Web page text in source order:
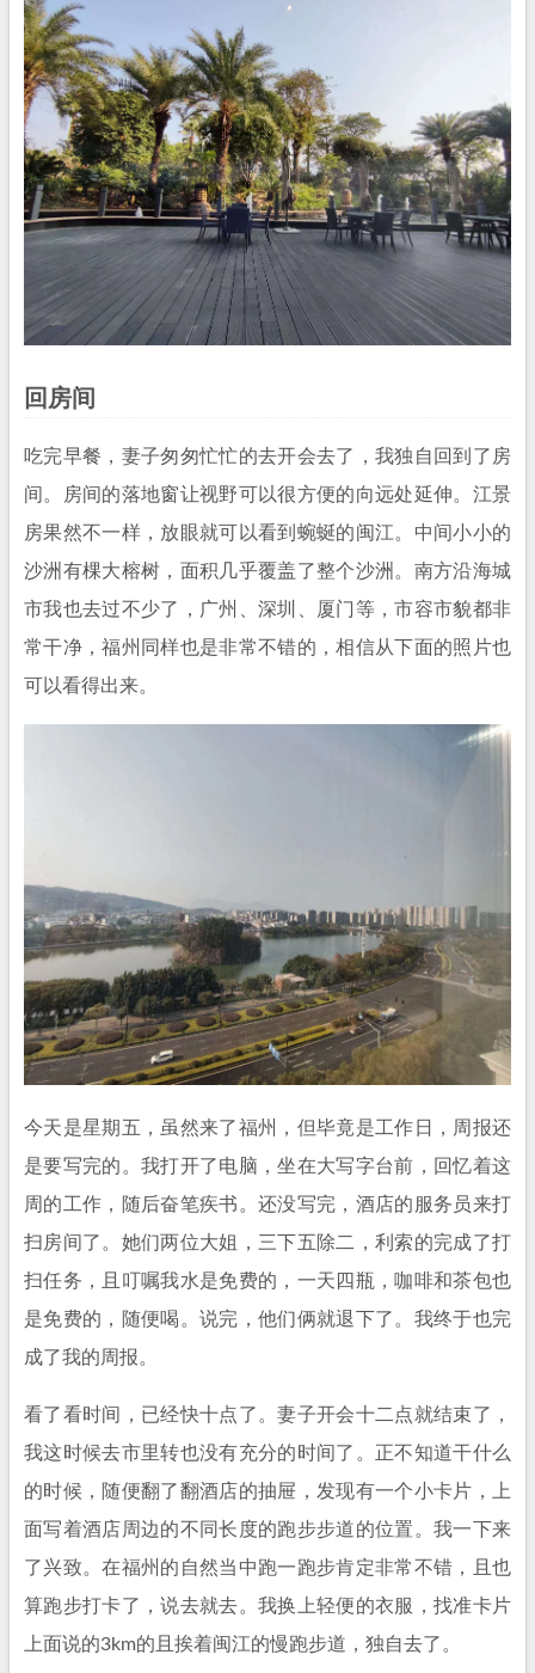
回房间
吃完早餐，妻子匆匆忙忙的去开会去了，我独自回到了房
间。房间的落地窗让视野可以很方便的向远处延伸。江景
房果然不一样，放眼就可以看到蜿蜒的闽江。中间小小的
沙洲有棵大榕树，面积几乎覆盖了整个沙洲。南方沿海城
市我也去过不少了，广州、深圳、厦门等，市容市貌都非
常干净，福州同样也是非常不错的，相信从下面的照片也
可以看得出来。
今天是星期五，虽然来了福州，但毕竟是工作日，周报还
是要写完的。我打开了电脑，坐在大写字台前，回忆着这
周的工作，随后奋笔疾书。还没写完，酒店的服务员来打
扫房间了。她们两位大姐，三下五除二，利索的完成了打
扫任务，且叮嘱我水是免费的，一天四瓶，咖啡和茶包也
是免费的，随便喝。说完，他们俩就退下了。我终于也完
成了我的周报。
看了看时间，已经快十点了。妻子开会十二点就结束了，
我这时候去市里转也没有充分的时间了。正不知道干什么
的时候，随便翻了翻酒店的抽屉，发现有一个小卡片，上
面写着酒店周边的不同长度的跑步步道的位置。我一下来
了兴致。在福州的自然当中跑一跑步肯定非常不错，且也
算跑步打卡了，说去就去。我换上轻便的衣服，找准卡片
上面说的3km的且挨着闽江的慢跑步道，独自去了。